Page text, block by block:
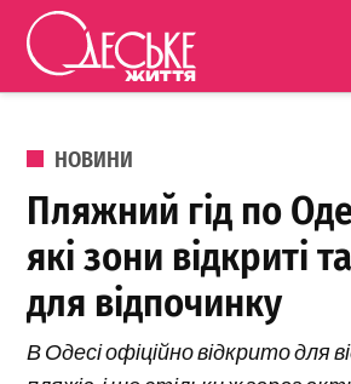
Перейти до вмісту
Життя
ОПУБЛІКОВАНО В
НОВИНИ
Пляжний гід по
які зони відкриті
для відпочинку
В Одесі офіційно відкрито для